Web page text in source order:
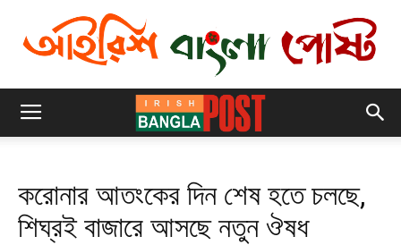
করোনার আতংকের দিন শেষ হতে চলছে,
শিঘ্রই বাজারে আসছে নতুন ঔষধ